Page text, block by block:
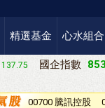
精選基金 心水組合
137.75 國企指數
00700 騰訊控股